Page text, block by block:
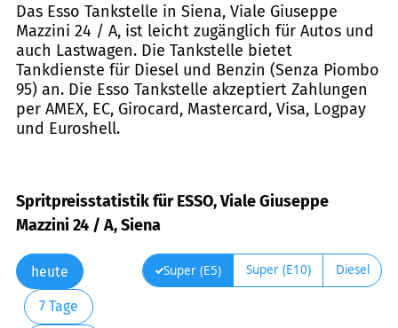
Das Esso Tankstelle in Siena, Viale Giuseppe
Mazzini 24 / A, ist leicht zugänglich für Autos und
auch Lastwagen. Die Tankstelle bietet
Tankdienste für Diesel und Benzin (Senza Piombo
95) an. Die Esso Tankstelle akzeptiert Zahlungen
per AMEX, EC, Girocard, Mastercard, Visa, Logpay
und Euroshell.
Spritpreisstatistik für ESSO, Viale Giuseppe
Mazzini 24 / A, Siena
heute
7 Tage
Super (E5) Super (E10) Diesel